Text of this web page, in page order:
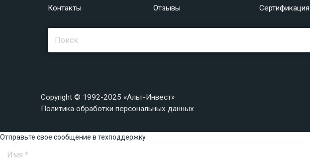
Контакты
Отзывы
Сертификация
Copyright © 1992-2025 «Альт-Инвест»
Политика обработки персональных данных
Отправьте свое сообщение в техподдержку